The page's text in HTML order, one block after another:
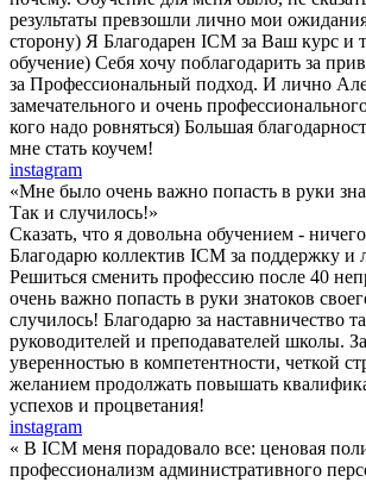
результаты превзошли лично мои
сторону) Я Благодарен ICM за Ваш курс и
обучение) Себя хочу поблагодарить за
за Профессиональный подход. И лично
замечательного и очень
кого надо ровняться) Большая
мне стать коучем!
instagram
«Мне было очень важно попасть в руки
Так и случилось!»
Сказать, что я довольна обучением - ничего
Благодарю коллектив ICM за поддержку и
Решиться сменить профессию после 40
очень важно попасть в руки знатоков
случилось! Благодарю за наставничество
руководителей и преподавателей школы.
уверенностью в компетентности, четкой
желанием продолжать повышать
успехов и процветания!
instagram
« В ICM меня порадовало все: ценовая
профессионализм административного